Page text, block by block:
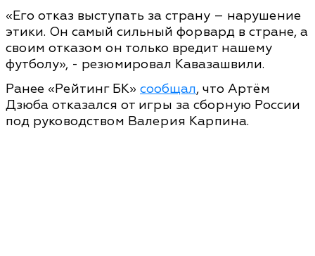
«Его отказ выступать за страну – нарушение
этики. Он самый сильный форвард в стране, а
своим отказом он только вредит нашему
футболу», - резюмировал Кавазашвили.
Ранее «Рейтинг БК» сообщал, что Артём
Дзюба отказался от игры за сборную России
под руководством Валерия Карпина.